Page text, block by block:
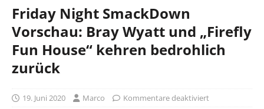
Friday Night SmackDown
Vorschau: Bray Wyatt und „Firefly
Fun House“ kehren bedrohlich
zurück
19. Juni 2020 Marco Kommentare deaktiviert